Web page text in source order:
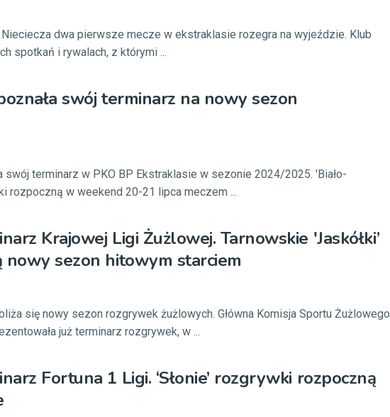
Nieciecza dwa pierwsze mecze w ekstraklasie rozegra na wyjeździe. Klub
spotkań i rywalach, z którymi ...
swój terminarz na nowy sezon
swój terminarz w PKO BP Ekstraklasie w sezonie 2024/2025. 'Biało-
rozpoczną w weekend 20-21 lipca meczem ...
Krajowej Ligi Żużlowej. Tarnowskie 'Jaskółki’
nowy sezon hitowym starciem
się nowy sezon rozgrywek żużlowych. Główna Komisja Sportu Żużlowego
już terminarz rozgrywek, w ...
Fortuna 1 Ligi. ‘Słonie’ rozgrywki rozpoczną